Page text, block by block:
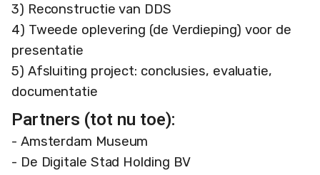
3) Reconstructie van DDS
4) Tweede oplevering (de Verdieping) voor de
presentatie
5) Afsluiting project: conclusies, evaluatie,
documentatie
Partners (tot nu toe):
- Amsterdam Museum
- De Digitale Stad Holding BV